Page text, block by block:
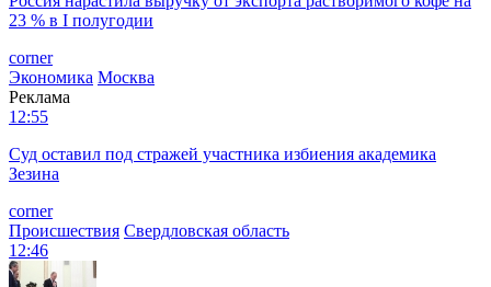
23 % в I полугодии
corner
Экономика Москва
Реклама
12:55
Суд оставил под стражей участника избиения академика
Зезина
corner
Происшествия Свердловская область
12:46